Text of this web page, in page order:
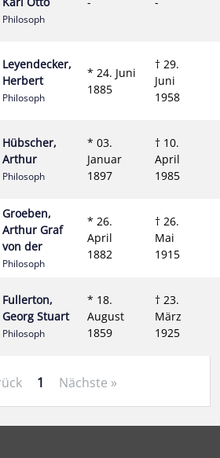
Philosoph
Leyendecker,
Herbert
Philosoph
* 24. Juni
1885
† 29.
Juni
1958
Hübscher,
Arthur
Philosoph
* 03.
Januar
1897
† 10.
April
1985
Groeben,
Arthur Graf
von der
Philosoph
* 26.
April
1882
† 26.
Mai
1915
Fullerton,
Georg Stuart
Philosoph
* 18.
August
1859
† 23.
März
1925
1 Nächste »